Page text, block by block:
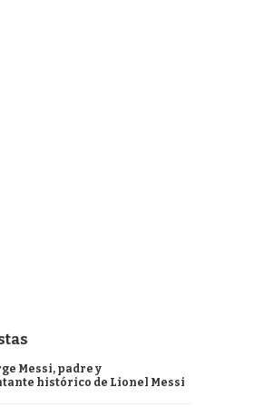
Messi, padre y
histórico de Lionel Messi